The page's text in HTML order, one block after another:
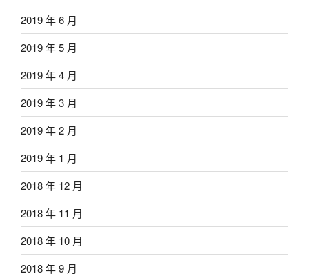
2019 年 6 月
2019 年 5 月
2019 年 4 月
2019 年 3 月
2019 年 2 月
2019 年 1 月
2018 年 12 月
2018 年 11 月
2018 年 10 月
2018 年 9 月